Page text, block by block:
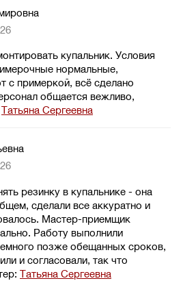
купальник. Условия
нормальные,
с примеркой, всё сделано
общается вежливо,
Татьяна Сергеевна
резинку в купальнике - она
сделали все аккуратно и
Мастер-приемщик
Работу выполнили
позже обещанных сроков,
и согласовали, так что
Татьяна Сергеевна